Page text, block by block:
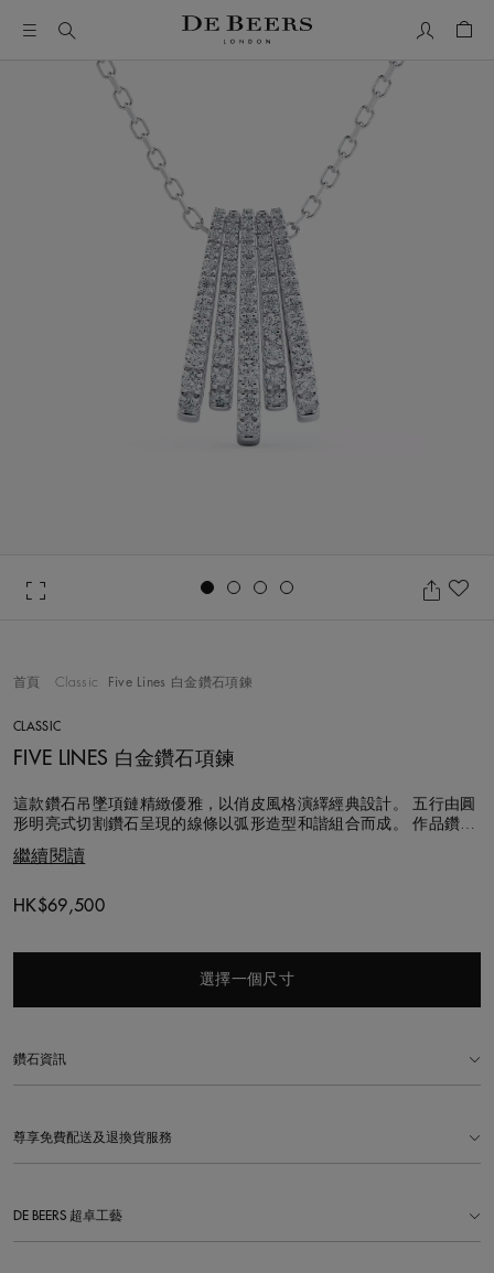
這是一個帶有一張大圖像和下面的縮圖軌道的輪播。使用
首頁 Classic Five Lines 白金鑽石項鍊
CLASSIC
FIVE LINES 白金鑽石項鍊
這款鑽石吊墜項鏈精緻優雅，以俏皮風格演繹經典設計。 五行由圓
形明亮式切割鑽石呈現的線條以弧形造型和諧組合而成。 作品鑽石
De Beers專家團隊根據火彩、生命力與亮光逐顆甄選。 這款作品滿
繼續閱讀
HK$69,500
選擇一個尺寸
鑽石資訊
尊享免費配送及退換貨服務
DE BEERS 超卓工藝